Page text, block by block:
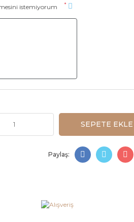
istemiyorum
*
SEPETE EKLE
Paylaş: